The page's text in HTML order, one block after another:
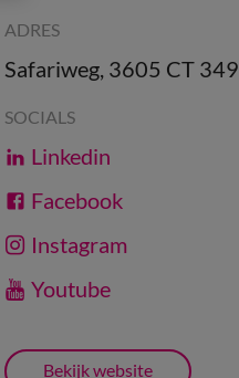
ADRES
Safariweg, 3605 CT 349
SOCIALS
Linkedin
Facebook
Instagram
Youtube
Bekijk website